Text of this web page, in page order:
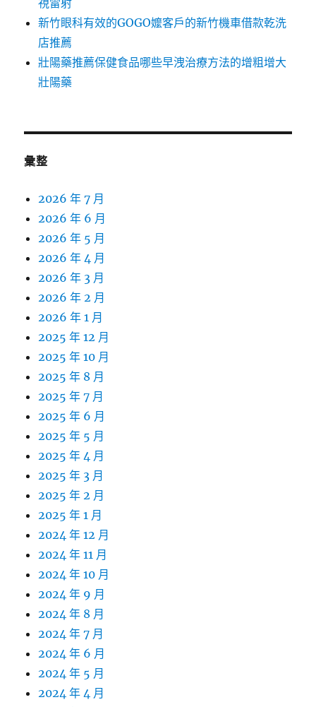
視雷射
新竹眼科有效的GOGO嬤客戶的新竹機車借款乾洗
店推薦
壯陽藥推薦保健食品哪些早洩治療方法的增粗增大
壯陽藥
彙整
2026 年 7 月
2026 年 6 月
2026 年 5 月
2026 年 4 月
2026 年 3 月
2026 年 2 月
2026 年 1 月
2025 年 12 月
2025 年 10 月
2025 年 8 月
2025 年 7 月
2025 年 6 月
2025 年 5 月
2025 年 4 月
2025 年 3 月
2025 年 2 月
2025 年 1 月
2024 年 12 月
2024 年 11 月
2024 年 10 月
2024 年 9 月
2024 年 8 月
2024 年 7 月
2024 年 6 月
2024 年 5 月
2024 年 4 月